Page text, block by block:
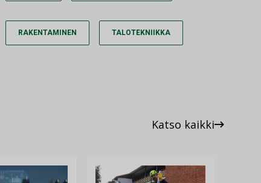
RAKENTAMINEN TALOTEKNIIKKA
Katso kaikki